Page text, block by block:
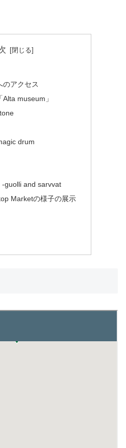
のアクセス
museum」
drum
-guolli and sarvvat
Marketの様子の展示